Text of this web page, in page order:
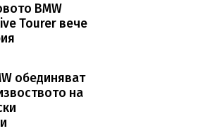
BMW
Tourer вече
обединяват
на